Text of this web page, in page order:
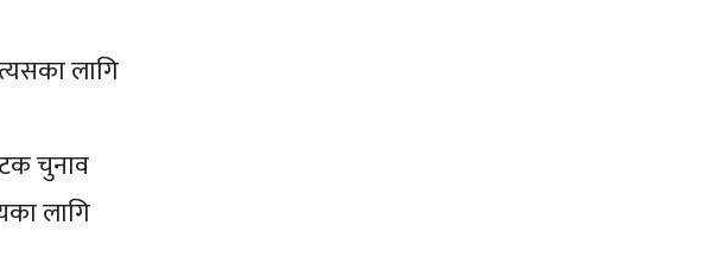
लागि
चुनाव
लागि